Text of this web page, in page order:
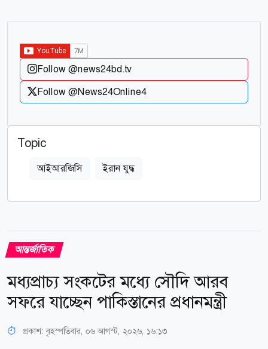
Follow @news24bd.tv
Follow @News24Online4
Topic
আইআরজিসি ইরান যুদ্ধ
আন্তর্জাতিক
মধ্যপ্রাচ্য সংকটের মধ্যে সৌদি আরব
সফরে যাচ্ছেন পাকিস্তানের প্রধানমন্ত্রী
প্রকাশ:বৃহস্পতিবার, ০৬ আগস্ট, ২০২৬, ১৬:১৩